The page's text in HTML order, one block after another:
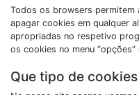
Todos os browsers permitem
apagar cookies em qualquer
apropriadas no respetivo
os cookies no menu
Que tipo de